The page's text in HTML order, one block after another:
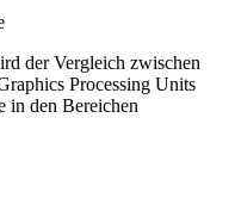
der Vergleich zwischen
Processing Units
in den Bereichen